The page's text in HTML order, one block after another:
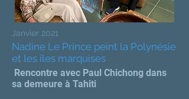
Janvier 2021
Nadine Le Prince peint la Polynésie
et les îles marquises
Rencontre avec Paul Chichong dans
sa demeure à Tahiti